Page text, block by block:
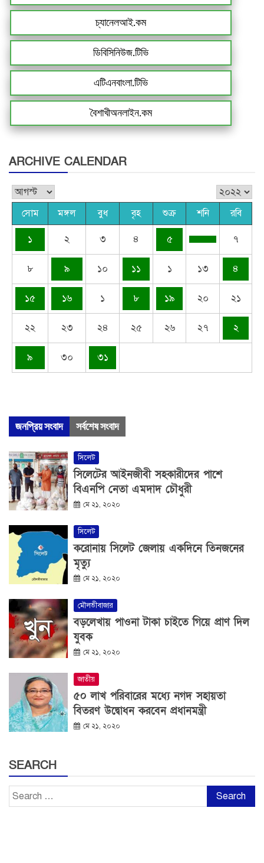
চ্যানেলআই.কম
ডিবিসিনিউজ.টিভি
এটিএনবাংলা.টিভি
বৈশাখীঅনলাইন.কম
ARCHIVE CALENDAR
সোম মঙ্গল বুধ বৃহ শুক্র শনি রবি
১ ২ ৩ ৪ ৫ ৭
৮ ৯ ১০ ১১ ১ ১৩ ৪
১৫ ১৬ ১ ৮ ১৯ ২০ ২১
২২ ২৩ ২৪ ২৫ ২৬ ২৭ ২
৯ ৩০ ৩১
জনপ্রিয় সংবাদ সর্বশেষ সংবাদ
সিলেট
সিলেটের আইনজীবী সহকারীদের পাশে
বিএনপি নেতা এমদাদ চৌধুরী
মে ২১, ২০২০
সিলেট
করোনায় সিলেট জেলায় একদিনে তিনজনের
মৃত্যু
মে ২১, ২০২০
মৌলভীবাজার
বড়লেখায় পাওনা টাকা চাইতে গিয়ে প্রাণ দিল
যুবক
মে ২১, ২০২০
জাতীয়
৫০ লাখ পরিবারের মধ্যে নগদ সহায়তা
বিতরণ উদ্বোধন করবেন প্রধানমন্ত্রী
মে ২১, ২০২০
SEARCH
Search
for: